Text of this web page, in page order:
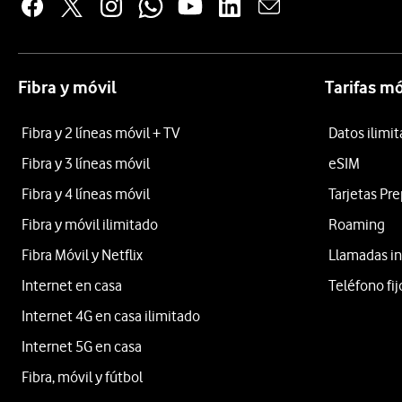
Fibra y móvil
Fibra y 2 líneas móvil + TV
Fibra y 3 líneas móvil
Fibra y 4 líneas móvil
Fibra y móvil ilimitado
Fibra Móvil y Netflix
Internet en casa
Internet 4G en casa ilimitado
Internet 5G en casa
Fibra, móvil y fútbol
Tarifas
Datos
eSIM
Tarjetas
Roaming
Llamadas
Teléfono